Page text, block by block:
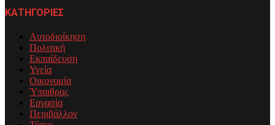
ΚΑΤΗΓΟΡΙΕΣ
Αυτοδιοίκηση
Πολιτική
Εκπαίδευση
Υγεία
Οικονομία
Ύπαιθρος
Εργασία
Περιβάλλον